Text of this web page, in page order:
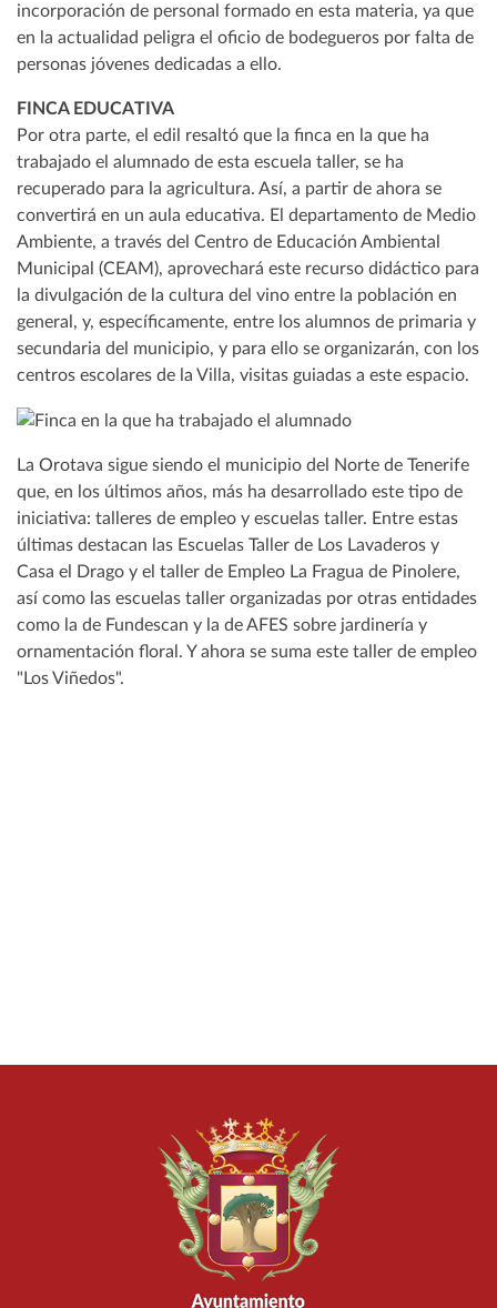
incorporación de personal formado en esta materia, ya que
en la actualidad peligra el oficio de bodegueros por falta de
personas jóvenes dedicadas a ello.
FINCA EDUCATIVA
Por otra parte, el edil resaltó que la finca en la que ha
trabajado el alumnado de esta escuela taller, se ha
recuperado para la agricultura. Así, a partir de ahora se
convertirá en un aula educativa. El departamento de Medio
Ambiente, a través del Centro de Educación Ambiental
Municipal (CEAM), aprovechará este recurso didáctico para
la divulgación de la cultura del vino entre la población en
general, y, específicamente, entre los alumnos de primaria y
secundaria del municipio, y para ello se organizarán, con los
centros escolares de la Villa, visitas guiadas a este espacio.
La Orotava sigue siendo el municipio del Norte de Tenerife
que, en los últimos años, más ha desarrollado este tipo de
iniciativa: talleres de empleo y escuelas taller. Entre estas
últimas destacan las Escuelas Taller de Los Lavaderos y
Casa el Drago y el taller de Empleo La Fragua de Pinolere,
así como las escuelas taller organizadas por otras entidades
como la de Fundescan y la de AFES sobre jardinería y
ornamentación floral. Y ahora se suma este taller de empleo
"Los Viñedos".